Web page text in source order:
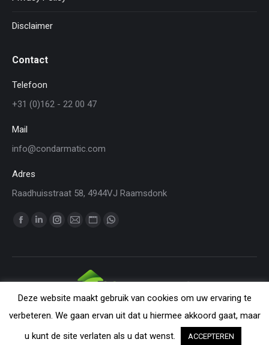
Disclaimer
Contact
Telefoon
+31 (0)162 - 22 00 47
Mail
info@condarmatic.com
Adres
Raadhuisstraat 58, 4944VJ Raamsdonk
Vind ons op:
Facebook
opens
Linkedin
opens
Instagram
opens
Mail
opens
window
Website
opens
in
window
WhatsApp
opens
from this website may be reproduced without explicit permission from
CondarMatic B.V. All trademarks and copyrights remain the property of
Deze website maakt gebruik van cookies om uw ervaring te
verbeteren. We gaan ervan uit dat u hiermee akkoord gaat, maar
u kunt de site verlaten als u dat wenst.
ACCEPTEREN